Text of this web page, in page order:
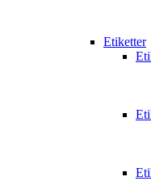
Etiketter